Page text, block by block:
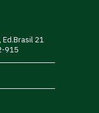
Ed.Brasil 21
915